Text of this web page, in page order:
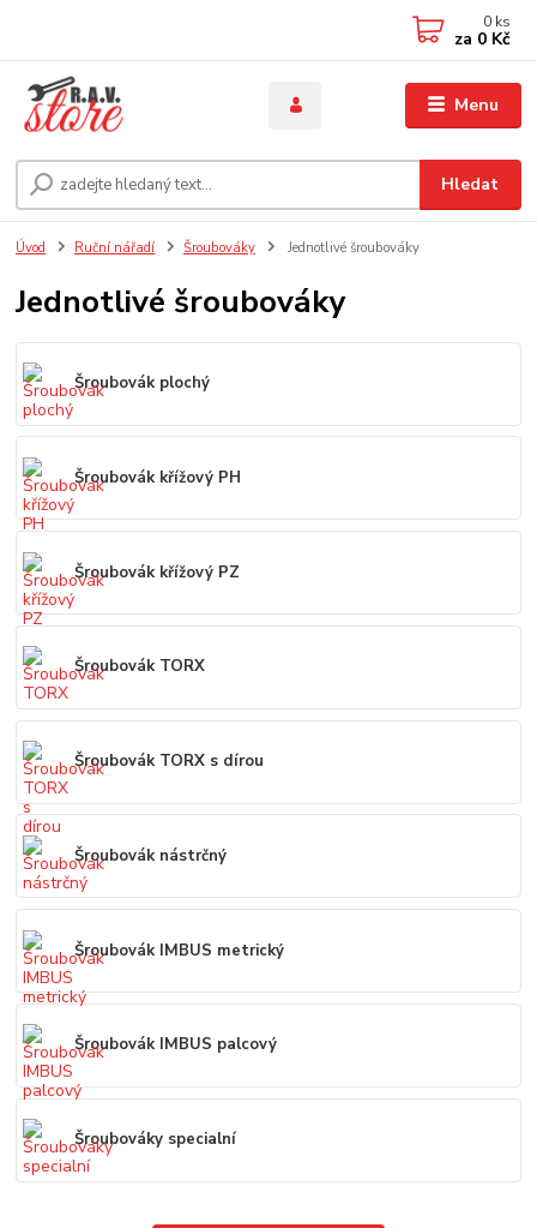
Menu
Hledat
0 ks
za 0 Kč
Úvod Ruční nářadí Šroubováky Jednotlivé šroubováky
Jednotlivé šroubováky
Šroubovák plochý
Šroubovák křížový PH
Šroubovák křížový PZ
Šroubovák TORX
Šroubovák TORX s dírou
Šroubovák nástrčný
Šroubovák IMBUS metrický
Šroubovák IMBUS palcový
Šroubováky specialní